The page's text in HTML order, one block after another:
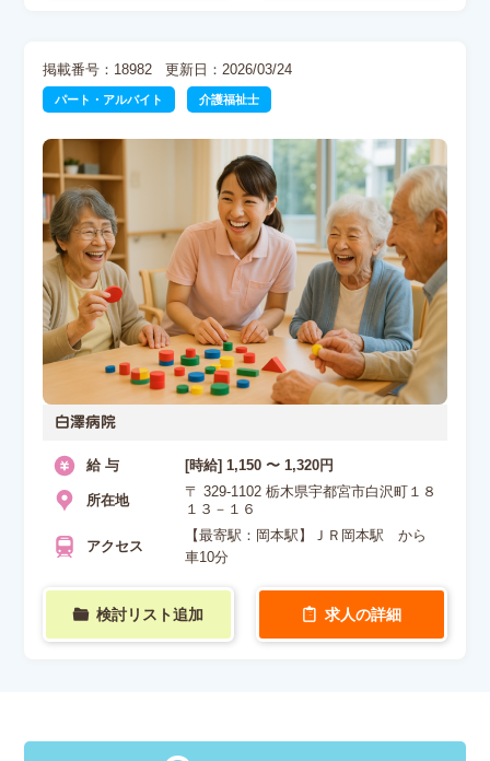
掲載番号：18982 更新日：2026/03/24
パート・アルバイト 介護福祉士
白澤病院
給 与 [時給] 1,150 〜 1,320円
所在地
〒 329-1102 栃木県宇都宮市白沢町１８
１３－１６
アクセス
【最寄駅：岡本駅】ＪＲ岡本駅 から
車10分
検討リスト追加 求人の詳細